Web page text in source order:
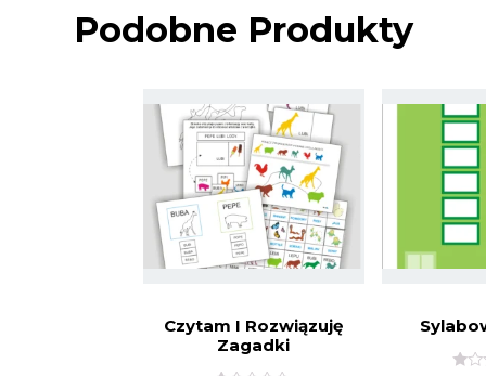
Podobne Produkty
Czytam I Rozwiązuję
Zagadki